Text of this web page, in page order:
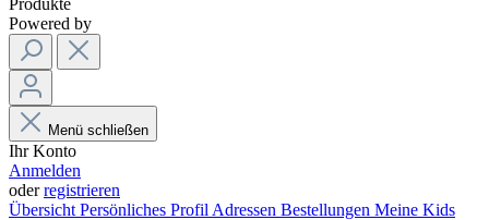
Produkte
Powered by
Menü schließen
Ihr Konto
Anmelden
oderregistrieren
Übersicht Persönliches Profil Adressen Bestellungen Meine Kids